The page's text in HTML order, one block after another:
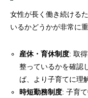
女性が長く働き続ける
いるかどうかが非常に重
産休・育休制度: 取
整っているかを確認
ば、より子育てに理
時短勤務制度: 子育